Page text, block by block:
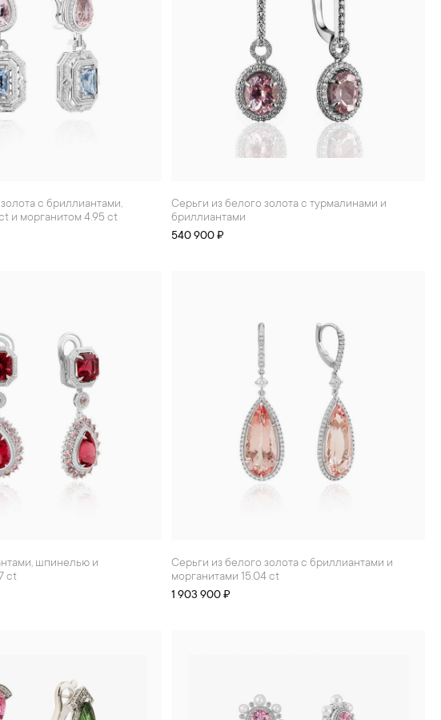
и морганитом 4.95 ct
Серьги из белого золота с турмалинами и
бриллиантами
540 900 ₽
ct
Серьги из белого золота с бриллиантами и
морганитами 15.04 ct
1 903 900 ₽